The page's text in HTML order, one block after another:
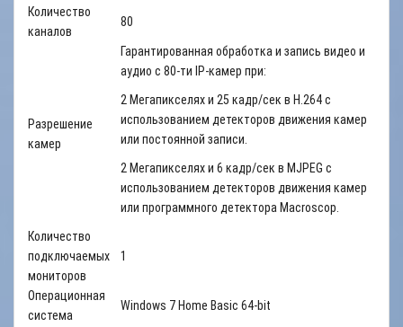
Количество
каналов
80
Разрешение
камер
Гарантированная обработка и запись видео и
аудио с 80-ти IP-камер при:
2 Мегапикселях и 25 кадр/сек в H.264 с
использованием детекторов движения камер
или постоянной записи.
2 Мегапикселях и 6 кадр/сек в MJPEG с
использованием детекторов движения камер
или программного детектора Macroscop.
Количество
подключаемых
мониторов
1
Операционная
система
Windows 7 Home Basic 64-bit